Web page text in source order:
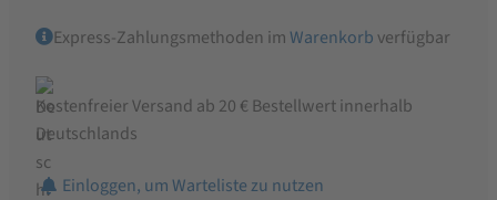
Express-Zahlungsmethoden imWarenkorb verfügbar
Kostenfreier Versand ab 20 € Bestellwert innerhalb
Deutschlands
Einloggen, um Warteliste zu nutzen